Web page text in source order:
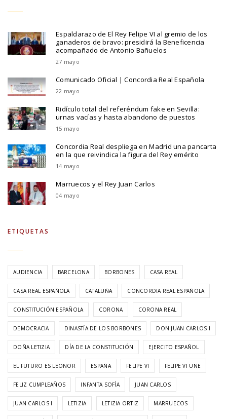
Espaldarazo de El Rey Felipe VI al gremio de los
ganaderos de bravo: presidirá la Beneficencia
acompañado de Antonio Bañuelos
27 mayo
Comunicado Oficial | Concordia Real Española
22 mayo
Ridículo total del referéndum fake en Sevilla:
urnas vacías y hasta abandono de puestos
15 mayo
Concordia Real despliega en Madrid una pancarta
en la que reivindica la figura del Rey emérito
14 mayo
Marruecos y el Rey Juan Carlos
04 mayo
ETIQUETAS
AUDIENCIA BARCELONA BORBONES CASA REAL
CASA REAL ESPAÑOLA CATALUÑA CONCORDIA REAL ESPAÑOLA
CONSTITUCIÓN ESPAÑOLA CORONA CORONA REAL
DEMOCRACIA DINASTÍA DE LOS BORBONES DON JUAN CARLOS I
DOÑA LETIZIA DÍA DE LA CONSTITUCIÓN EJERCITO ESPAÑOL
EL FUTURO ES LEONOR ESPAÑA FELIPE VI FELIPE VI UNE
FELIZ CUMPLEAÑOS INFANTA SOFÍA JUAN CARLOS
JUAN CARLOS I LETIZIA LETIZIA ORTIZ MARRUECOS